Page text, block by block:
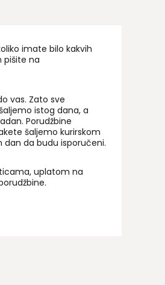
imate bilo kakvih
pišite na
vas. Zato sve
istog dana, a
Porudžbine
šaljemo kurirskom
dan da budu isporučeni.
uplatom na